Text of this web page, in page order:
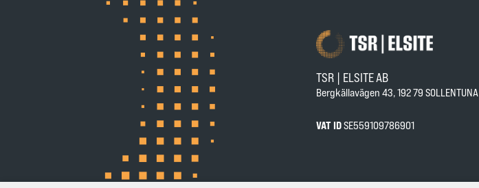
TSR | ELSITE AB
Bergkällavägen 43, 192 79 SOLLENTUNA
VAT IDSE559109786901